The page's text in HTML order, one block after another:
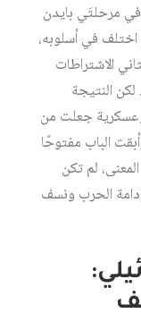
في مرحلتَي بايدن
في أسلوبه،
الاشتراطات
النتيجة
جعلت من
الباب مفتوحًا
لم تكن
الحرب ونسف